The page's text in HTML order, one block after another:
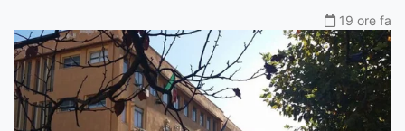
19 ore fa